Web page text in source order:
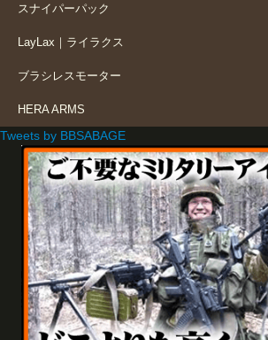
スナイパーパック
LayLax｜ライラクス
ブラシレスモーター
HERA ARMS
Tweets by BBSABAGE